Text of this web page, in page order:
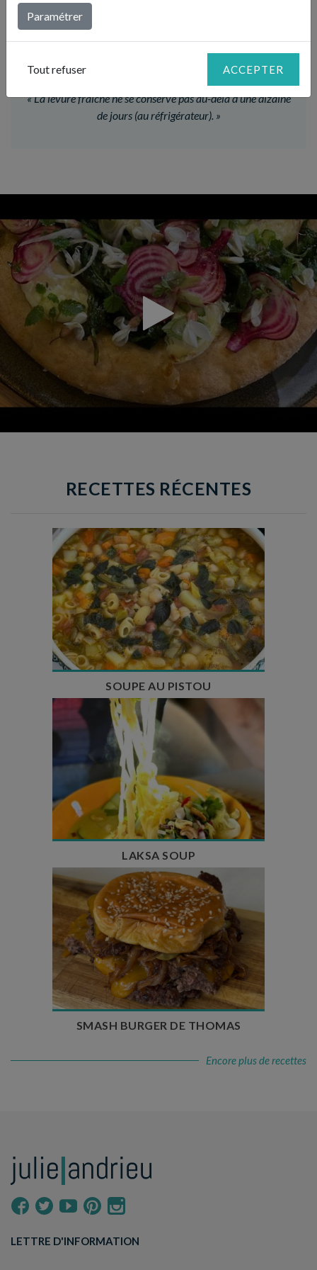
4
mandoline.
«La levure fraiche ne se conserve pas au-delà d’une dizaine
de jours (au réfrigérateur). »
RECETTES RÉCENTES
Temps de préparation : 35 min
Temps de cuisson : 1h15
Nombre de couverts : 8
SOUPE AU PISTOU
Temps de préparation : 40 min
Temps de cuisson : 25 min
Nombre de couverts : 4
LAKSA SOUP
Temps de préparation : 20 min
Temps de cuisson : 5 à 10 min
Nombre de couverts : 4
SMASH BURGER DE THOMAS
Encore plus de recettes
LETTRE D'INFORMATION
Paramétrer
Tout refuser ACCEPTER